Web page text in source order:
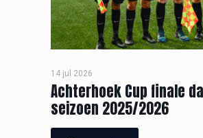
14 jul 2026
Achterhoek Cup finale
seizoen 2025/2026